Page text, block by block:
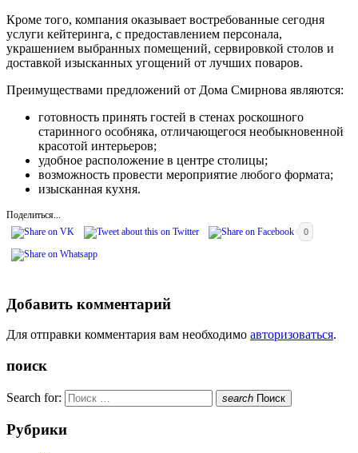
Кроме того, компания оказывает востребованные сегодня
услуги кейтеринга, с предоставлением персонала,
украшением выбранных помещений, сервировкой столов и
доставкой изысканных угощений от лучших поваров.
Преимуществами предложений от Дома Смирнова являются:
готовность принять гостей в стенах роскошного
старинного особняка, отличающегося необыкновенной
красотой интерьеров;
удобное расположение в центре столицы;
возможность провести мероприятие любого формата;
изысканная кухня.
Поделиться...
0
Добавить комментарий
Для отправки комментария вам необходимо авторизоваться.
поиск
Search for: search Поиск
Рубрики